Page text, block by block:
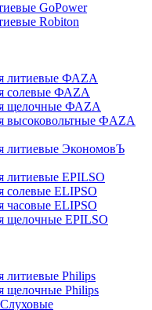
GoPower
Robiton
литиевые ФАZА
солевые ФАZА
щелочные ФАZА
высоковольтные ФAZA
литиевые ЭкономовЪ
литиевые EPILSO
солевые ELIPSO
часовые ELIPSO
щелочные EPILSO
литиевые Philips
щелочные Philips